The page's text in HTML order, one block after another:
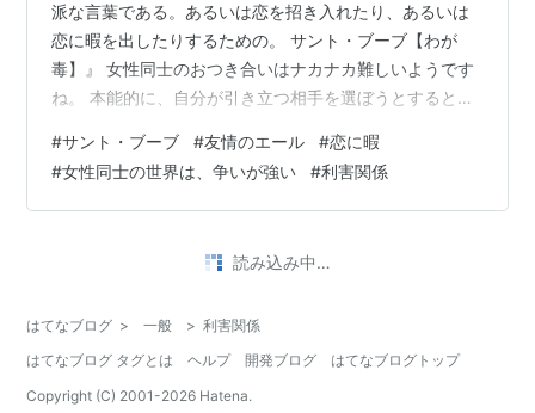
派な言葉である。あるいは恋を招き入れたり、あるいは
恋に暇を出したりするための。 サント・ブーブ【わが
毒】』 女性同士のおつき合いはナカナカ難しいようです
ね。 本能的に、自分が引き立つ相手を選ぼうとすると聞
おいがプンプンとしますね。 そもそも、「友情というモ
ノの定義はどこに？」という話題を私は提起していま
す。 人とのつながりは、双方にとってメリットがないと
か、「彼氏を紹介したら横取りされた」などという話
#サント・ブーブ #友情のエール #恋に暇
#女性同士の世界は、争いが強い #利害関係
近藤昇の「仕事は自分で創れ！」 • 5年前
い
人との付き合いは、実に楽しい。 と言いたいところだが